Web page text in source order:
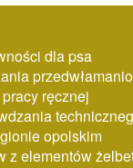
dla psa
ręcznej
opolskim
z elementów